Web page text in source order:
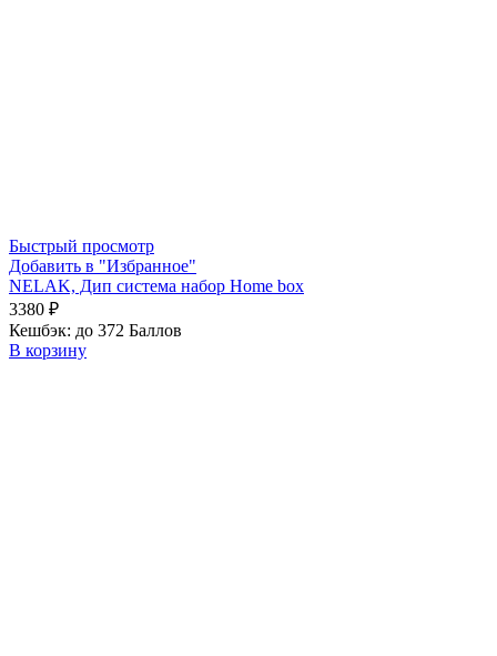
Быстрый просмотр
Добавить в "Избранное"
NELAK, Дип система набор Home box
3380 ₽
Кешбэк: до 372 Баллов
В корзину